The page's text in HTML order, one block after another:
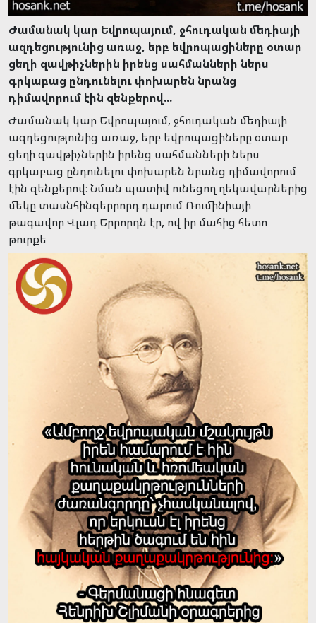
Ժամանակ կար Եվրոպայում, ջհուդական մեդիայի
ազդեցությունից առաջ, երբ եվրոպացիները օտար
ցեղի զավթիչներին իրենց սահմանների ներս
գրկաբաց ընդունելու փոխարեն նրանց
դիմավորում էին զենքերով...
Ժամանակ կար Եվրոպայում, ջհուդական մեդիայի
ազդեցությունից առաջ, երբ եվրոպացիները օտար
ցեղի զավթիչներին իրենց սահմանների ներս
գրկաբաց ընդունելու փոխարեն նրանց դիմավորում
էին զենքերով։ Նման պատիվ ունեցող ղեկավարներից
մեկը տասնհինգերրորդ դարում Ռումինիայի
թագավոր Վլադ Երրորդն էր, ով իր մահից հետո
թուրքե